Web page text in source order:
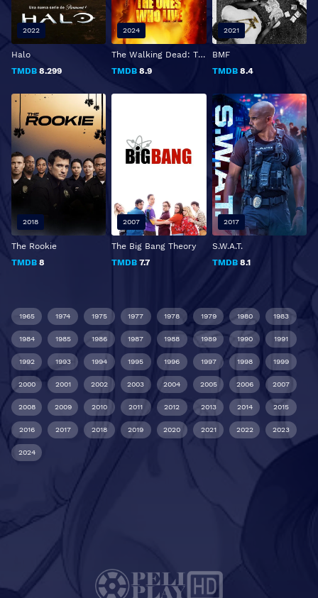
Halo
TMDB 8.299
2022
The Walking Dead: The Ones Who Live
TMDB 8.9
2024
BMF
TMDB8.4
2021
The Rookie
TMDB 8
2018
The Big Bang Theory
TMDB 7.7
2007
S.W.A.T.
TMDB8.1
2017
1965 1974 1975 1977 1978 1979 1980 1983
1984 1985 1986 1987 1988 1989 1990 1991
1992 1993 1994 1995 1996 1997 1998 1999
2000 2001 2002 2003 2004 2005 2006 2007
2008 2009 2010 2011 2012 2013 2014 2015
2016 2017 2018 2019 2020 2021 2022 2023
2024